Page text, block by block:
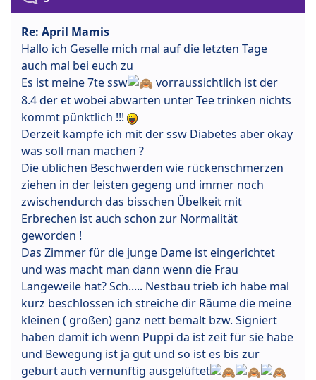
Re: April Mamis
Hallo ich Geselle mich mal auf die letzten Tage
auch mal bei euch zu
Es ist meine 7te ssw
vorraussichtlich ist der
8.4 der et wobei abwarten unter Tee trinken nichts
kommt pünktlich !!!
Derzeit kämpfe ich mit der ssw Diabetes aber okay
was soll man machen ?
Die üblichen Beschwerden wie rückenschmerzen
ziehen in der leisten gegeng und immer noch
zwischendurch das bisschen Übelkeit mit
Erbrechen ist auch schon zur Normalität
geworden !
Das Zimmer für die junge Dame ist eingerichtet
und was macht man dann wenn die Frau
Langeweile hat? Sch..... Nestbau trieb ich habe mal
kurz beschlossen ich streiche dir Räume die meine
kleinen ( großen) ganz nett bemalt bzw. Signiert
haben damit ich wenn Püppi da ist zeit für sie habe
und Bewegung ist ja gut und so ist es bis zur
geburt auch vernünftig ausgelüftet